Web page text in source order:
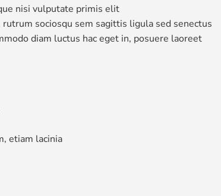
nisi vulputate primis elit
sociosqu sem sagittis ligula sed senectus
diam luctus hac eget in, posuere laoreet
etiam lacinia